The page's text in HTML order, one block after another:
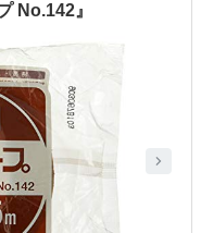
No.142』